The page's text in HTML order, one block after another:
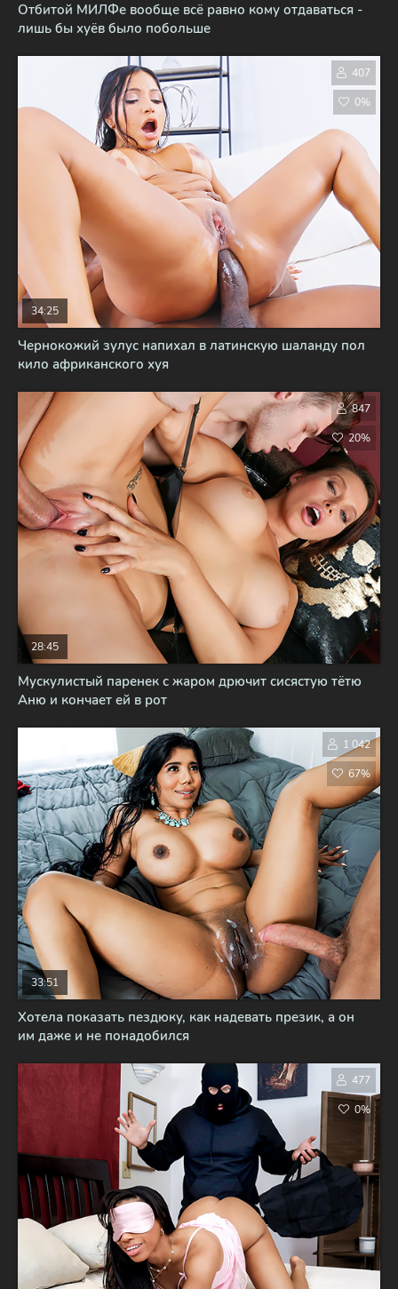
Отбитой МИЛФе вообще всё равно кому отдаваться -
лишь бы хуёв было побольше
Чернокожий зулус напихал в латинскую шаланду пол
кило африканского хуя
34:25
407
0%
Мускулистый паренек с жаром дрючит сисястую тётю
Аню и кончает ей в рот
28:45
847
20%
Хотела показать пездюку, как надевать презик, а он
им даже и не понадобился
33:51
1 042
67%
477
0%